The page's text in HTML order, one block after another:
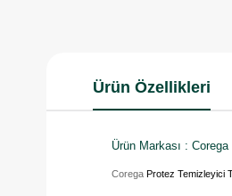
Ürün Özellikleri
Ürün Markası : Corega
Corega Protez Temizleyici